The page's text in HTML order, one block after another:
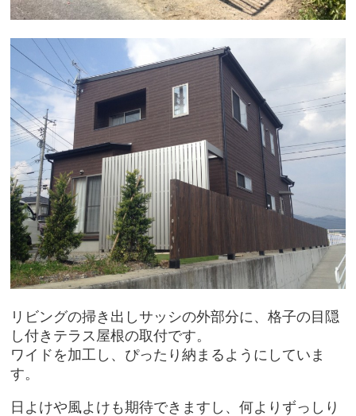
リビングの掃き出しサッシの外部分に、格子の目隠
し付きテラス屋根の取付です。
ワイドを加工し、ぴったり納まるようにしていま
す。
日よけや風よけも期待できますし、何よりずっしり